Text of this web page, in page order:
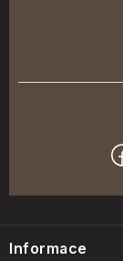
Informace